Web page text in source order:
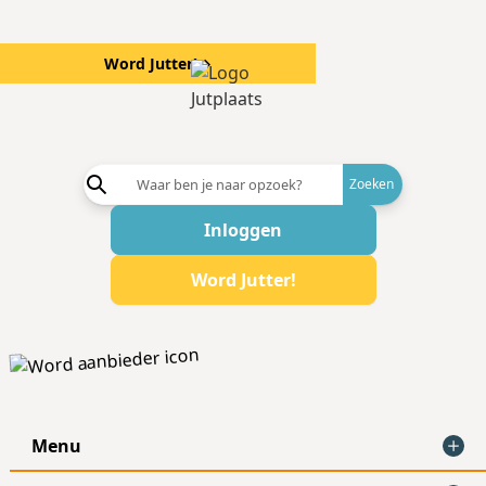
Word Jutter!→
Inloggen
Word Jutter!
Menu